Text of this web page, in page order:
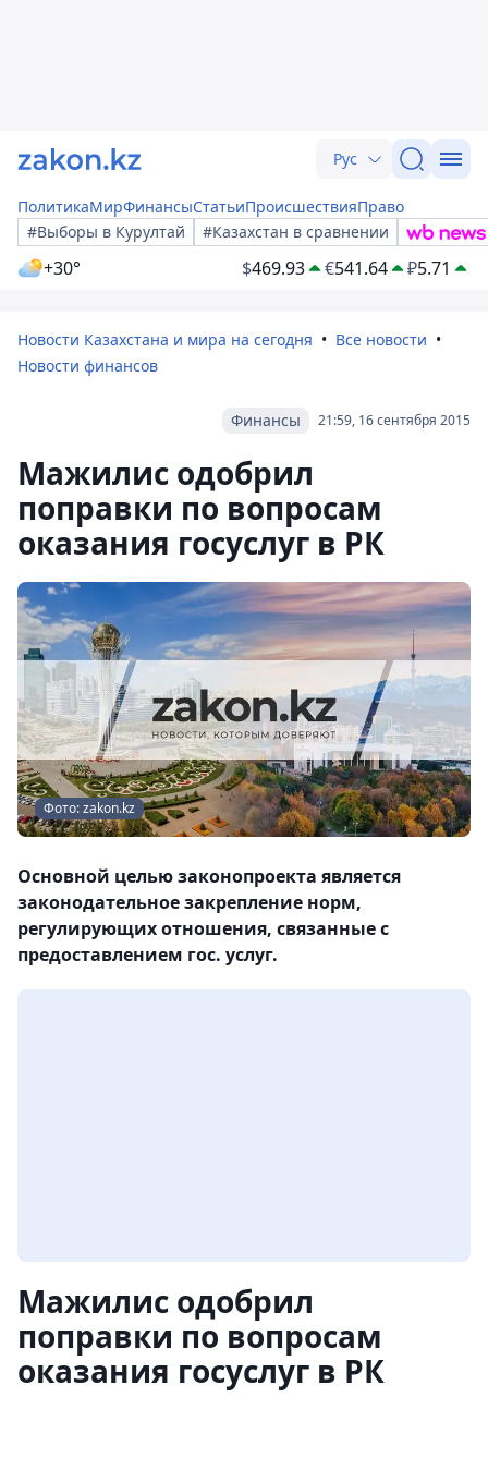
Рус
ПолитикаМирФинансыСтатьиПроисшествияПраво
#Выборы в Курултай
#Казахстан в сравнении
+30° $469.93 €541.64 ₽5.71
Новости Казахстана и мира на сегодня
Все новости
Новости финансов
21:59, 16 сентября 2015
Финансы
Мажилис одобрил
поправки по вопросам
оказания госуслуг в РК
Фото: zakon.kz
Основной целью законопроекта является
законодательное закрепление норм,
регулирующих отношения, связанные с
предоставлением гос. услуг.
Мажилис одобрил
поправки по вопросам
оказания госуслуг в РК